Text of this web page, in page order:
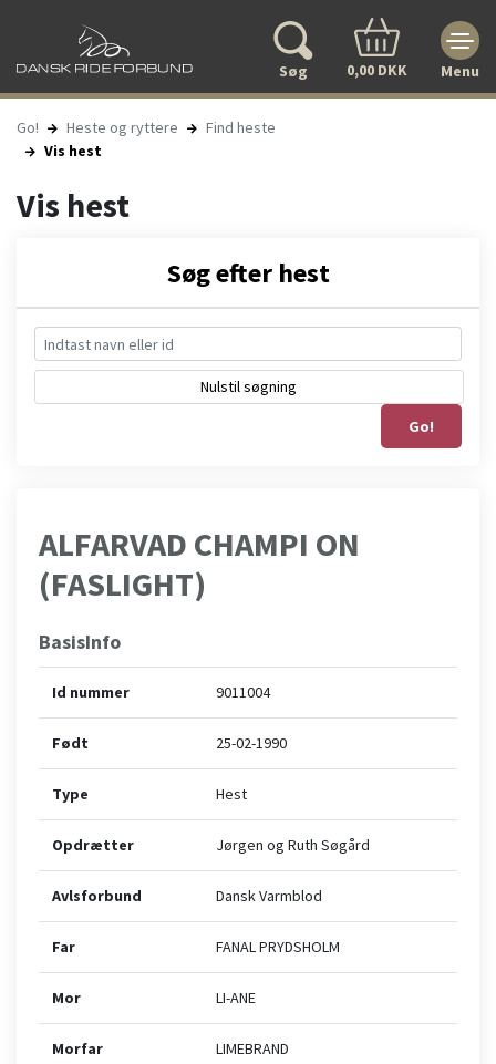
Søg 0,00 DKK Menu
Go! Heste og ryttere
Find heste
Vis hest
Vis hest
Søg efter hest
Nulstil søgning
Go!
ALFARVAD CHAMPI ON
(FASLIGHT)
BasisInfo
Id nummer 9011004
Født 25-02-1990
Type Hest
Opdrætter Jørgen og Ruth Søgård
Avlsforbund Dansk Varmblod
Far FANAL PRYDSHOLM
Mor LI-ANE
Morfar LIMEBRAND